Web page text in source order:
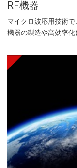
RF機器
マイクロ波応用技術
機器の製造や高効率化